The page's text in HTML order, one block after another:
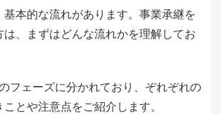
基本的な流れがあります。事業承継を
は、まずはどんな流れかを理解してお
フェーズに分かれており、ぞれぞれの
とや注意点をご紹介します。